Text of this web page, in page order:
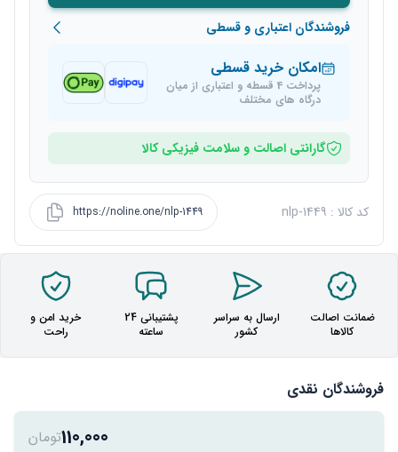
فروشندگان اعتباری و قسطی
امکان خرید قسطی
پرداخت 4 قسطه و اعتباری از میان
درگاه های مختلف
گارانتی اصالت و سلامت فیزیکی کالا
کد کالا : nlp-1449 https://noline.one/nlp-1449
ضمانت اصالت
کالاها
ارسال به سراسر
کشور
پشتیبانی 24
ساعته
خرید امن و
راحت
فروشندگان نقدی
110,000تومان